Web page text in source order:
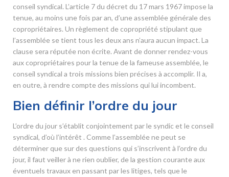
conseil syndical. L’article 7 du décret du 17 mars 1967 impose la
tenue, au moins une fois par an, d’une assemblée générale des
copropriétaires. Un règlement de copropriété stipulant que
l’assemblée se tient tous les deux ans n’aura aucun impact. La
clause sera réputée non écrite. Avant de donner rendez-vous
aux copropriétaires pour la tenue de la fameuse assemblée, le
conseil syndical a trois missions bien précises à accomplir. Il a,
en outre, à rendre compte des missions qui lui incombent.
Bien définir l’ordre du jour
L’ordre du jour s’établit conjointement par le syndic et le conseil
syndical, d’où l’intérêt . Comme l’assemblée ne peut se
déterminer que sur des questions qui s’inscrivent à l’ordre du
jour, il faut veiller à ne rien oublier, de la gestion courante aux
éventuels travaux en passant par les litiges, tels que le